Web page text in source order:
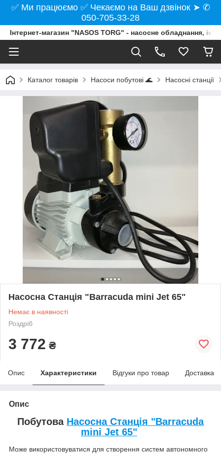
✅ Ми працюємо ✅ Чекаємо на Ваш дзвінок ➤ ✆
050-705-33-28
Інтернет-магазин "NASOS TORG" - насосне обладнання,
Каталог товарів Насоси побутові 🌊 Насосні станції
Насосна Станція "Barracuda mini Jet 65"
Немає в наявності
Роздріб
3 772 ₴
Опис Характеристики Відгуки про товар Доставка
Опис
Побутова Насосна Станція "Barracuda
mini Jet 65"
Може використовуватися для створення систем автономного